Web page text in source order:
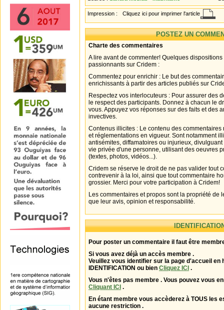
Impression : Cliquez ici pour imprimer l'article
POSTEZ UN
Charte des commentaires
A lire avant de commenter! Quelques
passionnants sur Cridem :
Commentez pour enrichir : Le but des
enrichissants à partir des articles publiés sur
Respectez vos interlocuteurs : Pour assurer des
le respect des participants. Donnez à chacun le
vous. Appuyez vos réponses sur des faits et des
invectives.
Contenus illicites : Le contenu des
et réglementations en vigueur. Sont notamment
antisémites, diffamatoires ou injurieux,
vie privée d'une personne, utilisant des oeuvres
(textes, photos, vidéos...).
Cridem se réserve le droit de ne pas valider tout
contrevenir à la loi, ainsi que tout commentaire
grossier. Merci pour votre participation à Cridem!
Les commentaires et propos sont la propriété de
que leur avis, opinion et responsabilité.
Pour poster un commentaire il faut être
Si vous avez déjà un accès membre .
Veuillez vous identifier sur la page d'accueil en
IDENTIFICATION ou bien Cliquez ICI .
Vous n'êtes pas membre . Vous pouvez vous
Cliquant ICI .
En étant membre vous accèderez à TOUS les
aucune restriction .